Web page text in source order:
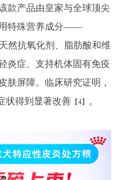
款产品由皇家与全球顶尖
用特殊营养成分——
然抗氧化剂、脂肪酸和维
炎症、支持机体固有免疫
肤屏障。临床研究证明，
状得到显著改善 【4】 。